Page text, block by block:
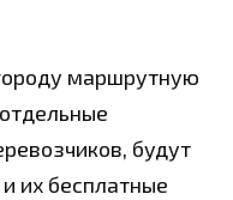
маршрутную
будут
их бесплатные